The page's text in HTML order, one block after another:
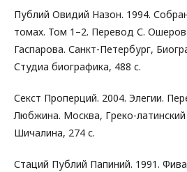
Публий Овидий Назон. 1994.
томах. Том 1–2. Перевод С.
Гаспарова. Санкт-Петербург,
Студиа биографика, 488 с.
Секст Проперций. 2004. Элегии.
Любжина. Москва, Греко-
Шичалина, 274 с.
Стаций Публий Папиний. 1991.